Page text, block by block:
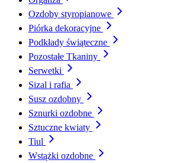
Ozdoby styropianowe
Piórka dekoracyjne
Podkłady świąteczne
Pozostałe Tkaniny
Serwetki
Sizal i rafia
Susz ozdobny
Sznurki ozdobne
Sztuczne kwiaty
Tiul
Wstążki ozdobne